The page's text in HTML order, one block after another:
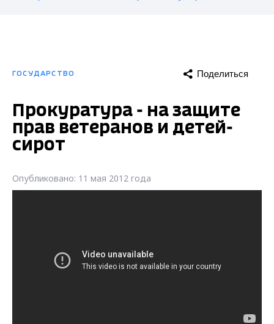
ГОСУДАРСТВО Поделиться
Прокуратура - на защите
прав ветеранов и детей-
сирот
Опубликовано: 11 мая 2012 года